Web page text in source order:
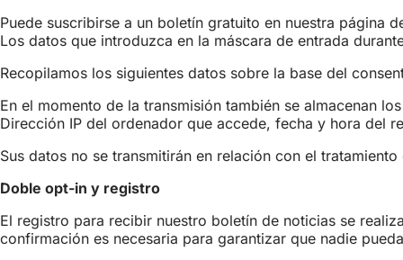
Puede suscribirse a un boletín gratuito en nuestra página
Los datos que introduzca en la máscara de entrada
Recopilamos los siguientes datos sobre la base del
En el momento de la transmisión también se almacenan
Dirección IP del ordenador que accede, fecha y hora del
Sus datos no se transmitirán en relación con el
Doble opt-in y registro
El registro para recibir nuestro boletín de noticias se
confirmación es necesaria para garantizar que nadie